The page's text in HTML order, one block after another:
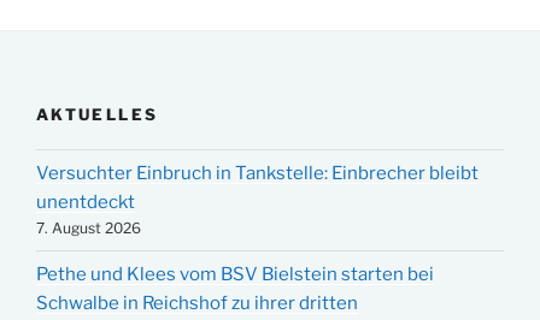
AKTUELLES
Versuchter Einbruch in Tankstelle: Einbrecher bleibt
unentdeckt
7. August 2026
Pethe und Klees vom BSV Bielstein starten bei
Schwalbe in Reichshof zu ihrer dritten